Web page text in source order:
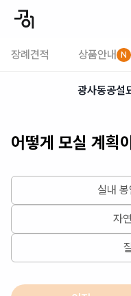
장례견적 상품안내 N
2026-08-08
광사동공설
어떻게 모실 계획
실내
자